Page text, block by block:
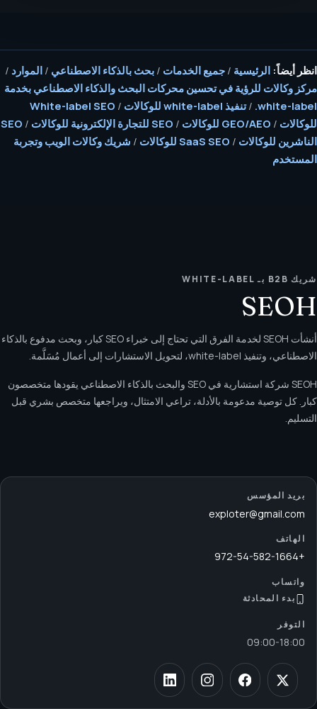
انظر أيضاً: الرئيسية / جميع الخدمات / بحث بالذكاء الاصطناعي / الموارد /
مركز وكالات للرؤية في تحسين محركات البحث والذكاء الاصطناعي بخدمة
white-label.
/تنفيذ white-label للوكالات /
White-label SEO
للوكالات / GEO/AEO للوكالات / SEO للتجارة الإلكترونية للوكالات /
SEO
الناشرين للوكالات / SaaS SEO للوكالات / شريك وكالات الويب وتجربة
المستخدم
شريك B2B بـ WHITE-LABEL
SEOH
أنشأت SEOH لخدمة الفرق التي تحتاج إلى خبراء SEO كبار، وبحث مدفوع بالذكاء
الاصطناعي، وتنفيذ white-label، لتحويل الاستشارات إلى أعمال مُسَلَّمة.
SEOH شركة استشارية في SEO والبحث بالذكاء الاصطناعي يقودها متخصصون
كبار. كل توصية مدعومة بالأدلة، تراعي الامتثال، ويراجعها متخصص بشري قبل
التسليم.
بريد المؤسس
exploter@gmail.com
الهاتف
+972-54-582-1664
واتساب
بدء المحادثة
التوفر
09:00-18:00